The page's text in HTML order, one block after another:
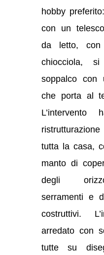
hobby
con un
da letto, con
chiocciola,
soppalco con
che porta al
tutta la casa,
manto di
degli
serramenti e
costruttivi.
arredato con
tutte su